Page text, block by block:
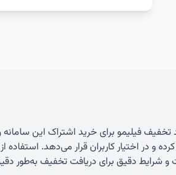
تخفیف فیلیمو برای خرید اشتراک این سامانه
و در اختیار کاربران قرار می‌دهد. استفاده
و شرایط دقیق برای دریافت تخفیف